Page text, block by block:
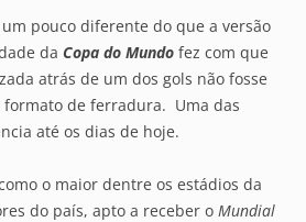
pouco diferente do que a versão
da Copa do Mundo fez com que
atrás de um dos gols não fosse
formato de ferradura. Uma das
até os dias de hoje.
o maior dentre os estádios da
do país, apto a receber o Mundial